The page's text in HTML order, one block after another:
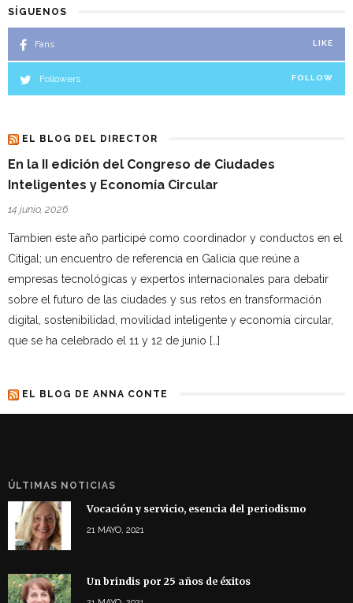
SÍGUENOS
Fans LIKE
Followers FOLLOW
EL BLOG DEL DIRECTOR
En la II edición del Congreso de Ciudades
Inteligentes y Economía Circular
14 junio, 2026
Tambien este año participé como coordinador y conductos en el
Citigal; un encuentro de referencia en Galicia que reúne a
empresas tecnológicas y expertos internacionales para debatir
sobre el futuro de las ciudades y sus retos en transformación
digital, sostenibilidad, movilidad inteligente y economía circular,
que se ha celebrado el 11 y 12 de junio […]
EL BLOG DE ANNA CONTE
ÚLTIMAS NOTICIAS
Vocación y servicio, esencia del periodismo
21 MAYO, 2021
Un brindis por 25 años de éxitos